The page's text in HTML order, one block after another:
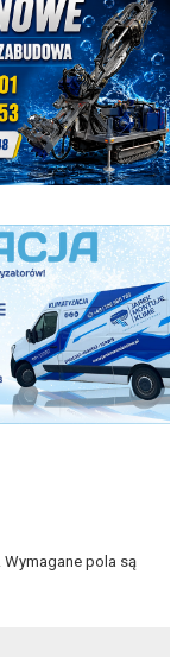
Wymagane pola są